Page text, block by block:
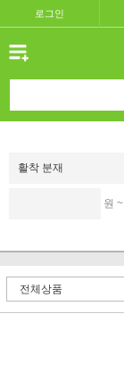
로그인
원 ~